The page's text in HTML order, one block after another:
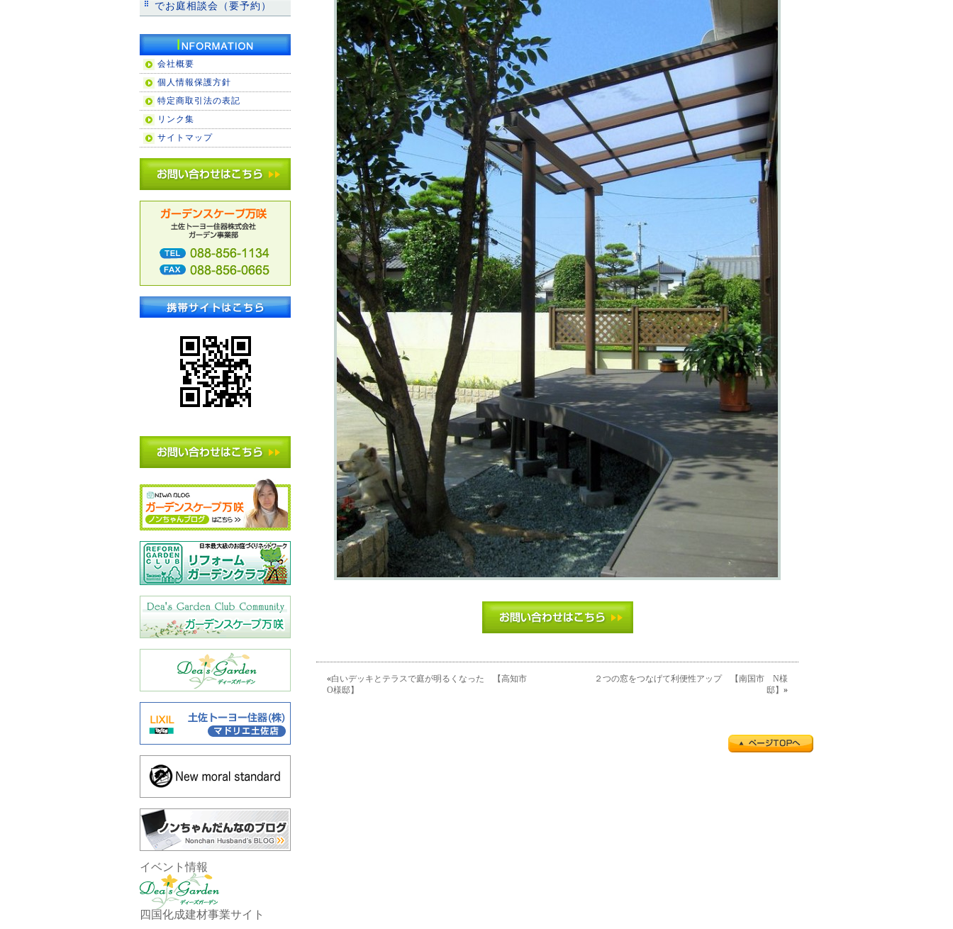
«白いデッキとテラスで庭が明るくなった 【高知市
O様邸】
２つの窓をつなげて利便性アップ 【南国市 N様
邸】 »
でお庭相談会（要予約）
会社概要
個人情報保護方針
特定商取引法の表記
リンク集
サイトマップ
イベント情報
四国化成建材事業サイト